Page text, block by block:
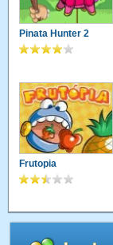
Pinata Hunter 2
Frutopia